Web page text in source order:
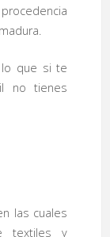
lo que si te
no tienes
las cuales
textiles y